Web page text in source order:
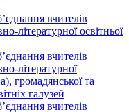
вчителів
літературної освітньої
вчителів
літературної
громадянської та
галузей
вчителів